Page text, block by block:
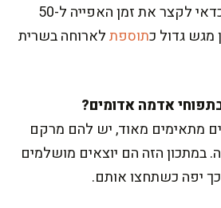
בקליפה. במקרה הזה כדאי לקצר את זמן האפייה ל-50
מגש גדול כתוספתלארוחה בשרית
מתאימים מאוד, יש להם מרקם
במתכון הזה הם יוצאים מושלמים
יפה כשתחצו אותם.